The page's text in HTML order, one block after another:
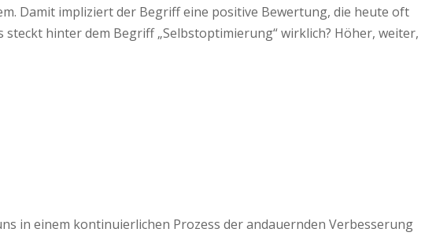
Damit impliziert der Begriff eine positive Bewertung, die heute oft
hinter dem Begriff „Selbstoptimierung“ wirklich? Höher, weiter,
in einem kontinuierlichen Prozess der andauernden Verbesserung